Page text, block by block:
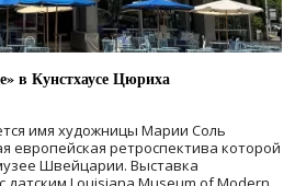
в Кунстхаусе Цюриха
имя художницы Марии Соль
европейская ретроспектива которой
Швейцарии. Выставка